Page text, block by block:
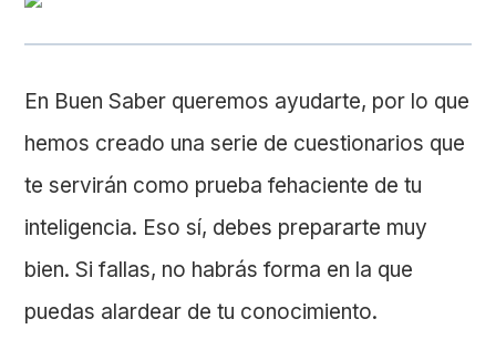
En Buen Saber queremos ayudarte, por lo que
hemos creado una serie de cuestionarios que
te servirán como prueba fehaciente de tu
inteligencia. Eso sí, debes prepararte muy
bien. Si fallas, no habrás forma en la que
puedas alardear de tu conocimiento.